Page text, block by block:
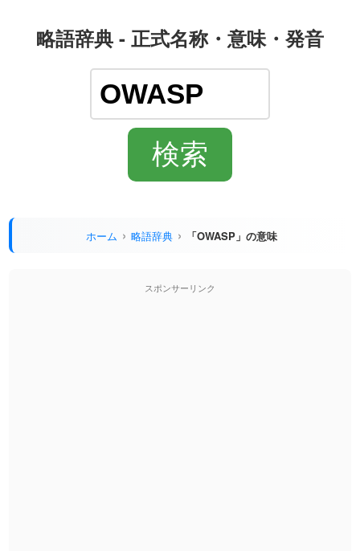
略語辞典 - 正式名称・意味・発音
ホーム 略語辞典 「OWASP」の意味
スポンサーリンク